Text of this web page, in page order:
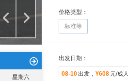
星期六
价格类型：
标准等
出发日期：
08-10出发， ¥608元/成人